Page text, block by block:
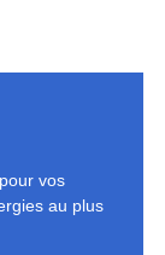
vos
au plus